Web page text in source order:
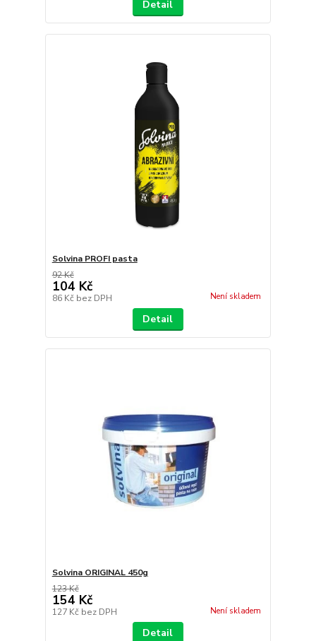
Detail
Solvina PROFI pasta
92 Kč
104 Kč
86 Kč bez DPH Není skladem
Detail
Solvina ORIGINAL 450g
123 Kč
154 Kč
127 Kč bez DPH Není skladem
Detail